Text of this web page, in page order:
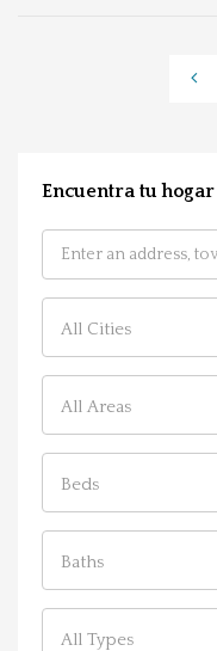
Encuentra tu hogar
All Cities
All Areas
Beds
Baths
All Types